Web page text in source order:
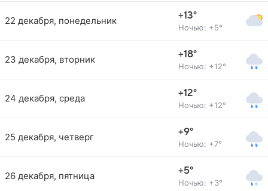
22 декабря, понедельник +13°
Ночью: +5°
23 декабря, вторник +18°
Ночью: +12°
24 декабря, среда +12°
Ночью: +12°
25 декабря, четверг +9°
Ночью: +7°
26 декабря, пятница +5°
Ночью: +3°